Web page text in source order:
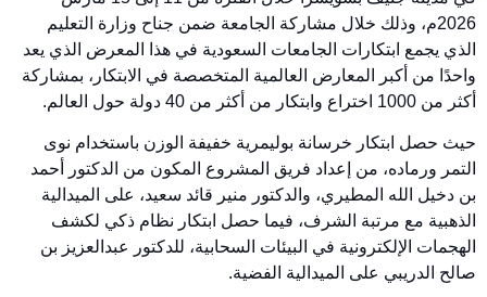
2026م، وذلك خلال مشاركة الجامعة ضمن جناح وزارة التعليم
الذي يجمع ابتكارات الجامعات السعودية في هذا المعرض الذي يعد
واحدًا من أكبر المعارض العالمية المتخصصة في الابتكار، بمشاركة
أكثر من 1000 اختراع وابتكار من أكثر من 40 دولة حول العالم.
حيث حصل ابتكار خرسانة بوليمرية خفيفة الوزن باستخدام نوى
التمر ورماده، من إعداد فريق المشروع المكون من الدكتور أحمد
بن دخيل الله المطيري، والدكتور منير قائد سعيد، على الميدالية
الذهبية مع مرتبة الشرف، فيما حصل ابتكار نظام ذكي لكشف
الهجمات الإلكترونية في البيئات السحابية، للدكتور عبدالعزيز بن
صالح الدريبي على الميدالية الفضية.